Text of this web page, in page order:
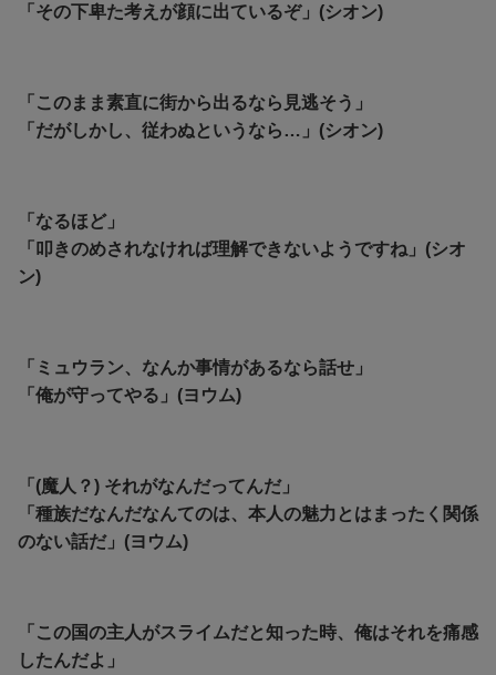
「その下卑た考えが顔に出ているぞ」(シオン)
「このまま素直に街から出るなら見逃そう」
「だがしかし、従わぬというなら…」(シオン)
「なるほど」
「叩きのめされなければ理解できないようですね」(シオ
ン)
「ミュウラン、なんか事情があるなら話せ」
「俺が守ってやる」(ヨウム)
「(魔人？) それがなんだってんだ」
「種族だなんだなんてのは、本人の魅力とはまったく関係
のない話だ」(ヨウム)
「この国の主人がスライムだと知った時、俺はそれを痛感
したんだよ」